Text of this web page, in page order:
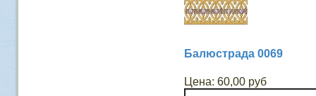
Балюстрада 0069
Цена: 60,00 руб